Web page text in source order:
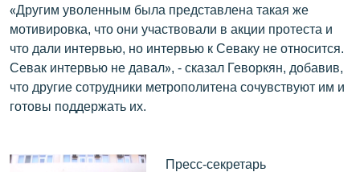
«Другим уволенным была представлена такая же
мотивировка, что они участвовали в акции протеста и
что дали интервью, но интервью к Севаку не относится.
Севак интервью не давал», - сказал Геворкян, добавив,
что другие сотрудники метрополитена сочувствуют им и
готовы поддержать их.
Пресс-секретарь